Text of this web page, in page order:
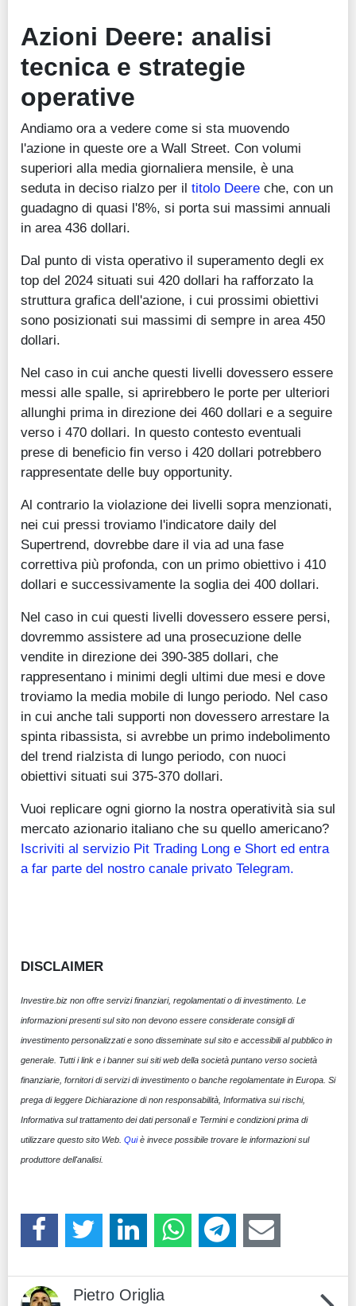
Azioni Deere: analisi
tecnica e strategie
operative
Andiamo ora a vedere come si sta muovendo
l'azione in queste ore a Wall Street. Con volumi
superiori alla media giornaliera mensile, è una
seduta in deciso rialzo per il titolo Deere che, con un
guadagno di quasi l'8%, si porta sui massimi annuali
in area 436 dollari.
Dal punto di vista operativo il superamento degli ex
top del 2024 situati sui 420 dollari ha rafforzato la
struttura grafica dell'azione, i cui prossimi obiettivi
sono posizionati sui massimi di sempre in area 450
dollari.
Nel caso in cui anche questi livelli dovessero essere
messi alle spalle, si aprirebbero le porte per ulteriori
allunghi prima in direzione dei 460 dollari e a seguire
verso i 470 dollari. In questo contesto eventuali
prese di beneficio fin verso i 420 dollari potrebbero
rappresentate delle buy opportunity.
Al contrario la violazione dei livelli sopra menzionati,
nei cui pressi troviamo l'indicatore daily del
Supertrend, dovrebbe dare il via ad una fase
correttiva più profonda, con un primo obiettivo i 410
dollari e successivamente la soglia dei 400 dollari.
Nel caso in cui questi livelli dovessero essere persi,
dovremmo assistere ad una prosecuzione delle
vendite in direzione dei 390-385 dollari, che
rappresentano i minimi degli ultimi due mesi e dove
troviamo la media mobile di lungo periodo. Nel caso
in cui anche tali supporti non dovessero arrestare la
spinta ribassista, si avrebbe un primo indebolimento
del trend rialzista di lungo periodo, con nuoci
obiettivi situati sui 375-370 dollari.
Vuoi replicare ogni giorno la nostra operatività sia sul
mercato azionario italiano che su quello americano?
Iscriviti al servizio Pit Trading Long e Short ed entra
a far parte del nostro canale privato Telegram.
DISCLAIMER
Investire.biz non offre servizi finanziari, regolamentati o di investimento. Le
informazioni presenti sul sito non devono essere considerate consigli di
investimento personalizzati e sono disseminate sul sito e accessibili al pubblico in
generale. Tutti i link e i banner sui siti web della società puntano verso società
finanziarie, fornitori di servizi di investimento o banche regolamentate in Europa. Si
prega di leggere Dichiarazione di non responsabilità, Informativa sui rischi,
Informativa sul trattamento dei dati personali e Termini e condizioni prima di
utilizzare questo sito Web. Quiè invece possibile trovare le informazioni sul
produttore dell'analisi.
Pietro Origlia